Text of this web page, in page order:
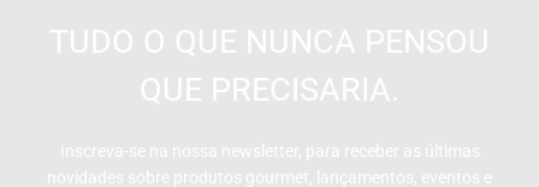
TUDO O QUE NUNCA PENSOU
QUE PRECISARIA.
Inscreva-se na nossa newsletter, para receber as últimas
novidades sobre produtos gourmet, lançamentos, eventos e